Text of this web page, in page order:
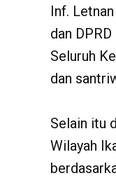
Inf.
dan
Seluruh
dan
Selain itu
Wilayah